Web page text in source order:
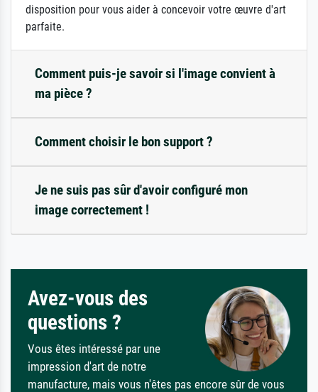
disposition pour vous aider à concevoir votre œuvre d'art
parfaite.
Comment puis-je savoir si l'image convient à
ma pièce ?
Comment choisir le bon support ?
Je ne suis pas sûr d'avoir configuré mon
image correctement !
Avez-vous des
questions ?
Vous êtes intéressé par une
impression d'art de notre
manufacture, mais vous n'êtes pas encore sûr de vous